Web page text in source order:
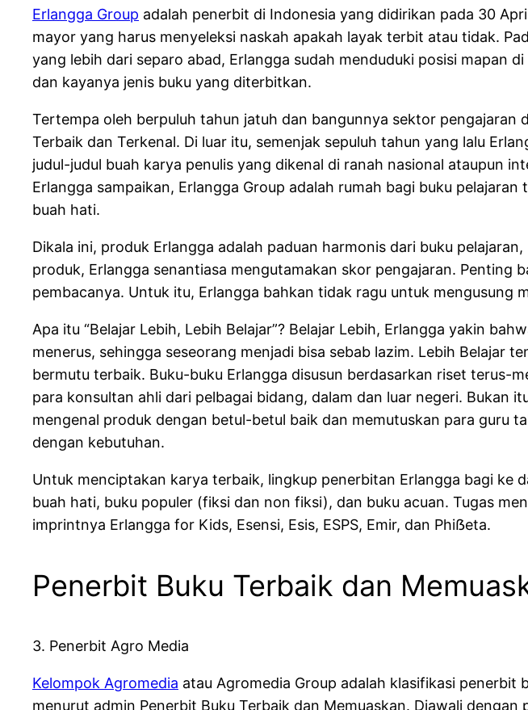
Erlangga Group adalah penerbit di Indonesia yang didirikan pada 30
mayor yang harus menyeleksi naskah apakah layak terbit atau tidak.
yang lebih dari separo abad, Erlangga sudah menduduki posisi mapan
dan kayanya jenis buku yang diterbitkan.
Tertempa oleh berpuluh tahun jatuh dan bangunnya sektor pengajaran
Terbaik dan Terkenal. Di luar itu, semenjak sepuluh tahun yang lalu
judul-judul buah karya penulis yang dikenal di ranah nasional ataupun
Erlangga sampaikan, Erlangga Group adalah rumah bagi buku
buah hati.
Dikala ini, produk Erlangga adalah paduan harmonis dari buku
produk, Erlangga senantiasa mengutamakan skor pengajaran. Penting
pembacanya. Untuk itu, Erlangga bahkan tidak ragu untuk mengusung
Apa itu “Belajar Lebih, Lebih Belajar”? Belajar Lebih, Erlangga yakin
menerus, sehingga seseorang menjadi bisa sebab lazim. Lebih Belajar
bermutu terbaik. Buku-buku Erlangga disusun berdasarkan riset terus-
para konsultan ahli dari pelbagai bidang, dalam dan luar negeri. Bukan
mengenal produk dengan betul-betul baik dan memutuskan para guru
dengan kebutuhan.
Untuk menciptakan karya terbaik, lingkup penerbitan Erlangga bagi ke
buah hati, buku populer (fiksi dan non fiksi), dan buku acuan. Tugas
imprintnya Erlangga for Kids, Esensi, Esis, ESPS, Emir, dan Phiẞeta.
Penerbit Buku Terbaik dan
3. Penerbit Agro Media
Kelompok Agromedia atau Agromedia Group adalah klasifikasi penerbit
menurut admin Penerbit Buku Terbaik dan Memuaskan. Diawali